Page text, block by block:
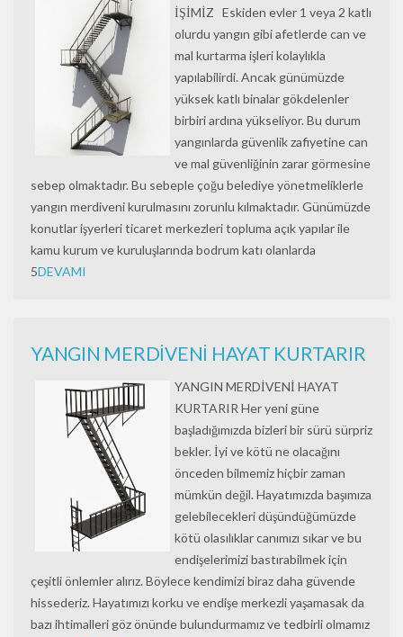
İŞİMİZ Eskiden evler 1 veya 2 katlı
olurdu yangın gibi afetlerde can ve
mal kurtarma işleri kolaylıkla
yapılabilirdi. Ancak günümüzde
yüksek katlı binalar gökdelenler
birbiri ardına yükseliyor. Bu durum
yangınlarda güvenlik zafiyetine can
ve mal güvenliğinin zarar görmesine
sebep olmaktadır. Bu sebeple çoğu belediye yönetmeliklerle
yangın merdiveni kurulmasını zorunlu kılmaktadır. Günümüzde
konutlar işyerleri ticaret merkezleri topluma açık yapılar ile
kamu kurum ve kuruluşlarında bodrum katı olanlarda
5DEVAMI
YANGIN MERDİVENİ HAYAT KURTARIR
YANGIN MERDİVENİ HAYAT
KURTARIR Her yeni güne
başladığımızda bizleri bir sürü sürpriz
bekler. İyi ve kötü ne olacağını
önceden bilmemiz hiçbir zaman
mümkün değil. Hayatımızda başımıza
gelebilecekleri düşündüğümüzde
kötü olasılıklar canımızı sıkar ve bu
endişelerimizi bastırabilmek için
çeşitli önlemler alırız. Böylece kendimizi biraz daha güvende
hissederiz. Hayatımızı korku ve endişe merkezli yaşamasak da
bazı ihtimalleri göz önünde bulundurmamız ve tedbirli olmamız